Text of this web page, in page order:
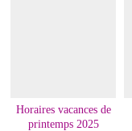
Horaires vacances de
printemps 2025